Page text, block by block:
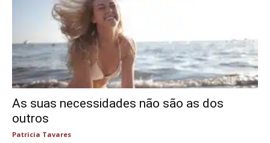
As suas necessidades não são as dos
outros
Patricia Tavares